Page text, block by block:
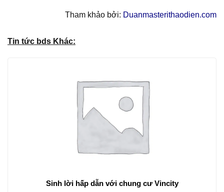
Tham khảo bởi: Duanmasterithaodien.com
Tin tức bds Khác:
Sinh lời hấp dẫn với chung cư Vincity